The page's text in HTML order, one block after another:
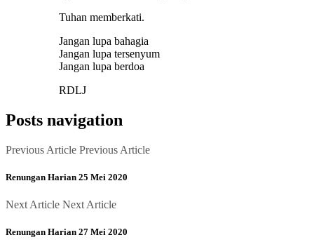
Tuhan memberkati.
Jangan lupa bahagia
Jangan lupa tersenyum
Jangan lupa berdoa
RDLJ
Posts navigation
Previous Article Previous Article
Renungan Harian 25 Mei 2020
Next Article Next Article
Renungan Harian 27 Mei 2020